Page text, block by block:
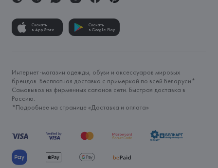
Скачать
в App Store
Скачать
в Google Play
Интернет-магазин одежды, обуви и аксессуаров мировых
брендов. Бесплатная доставка с примеркой по всей Беларуси*.
Самовывоз из фирменных салонов сети. Быстрая доставка в
Россию.
*Подробнее на странице «Доставка и оплата»